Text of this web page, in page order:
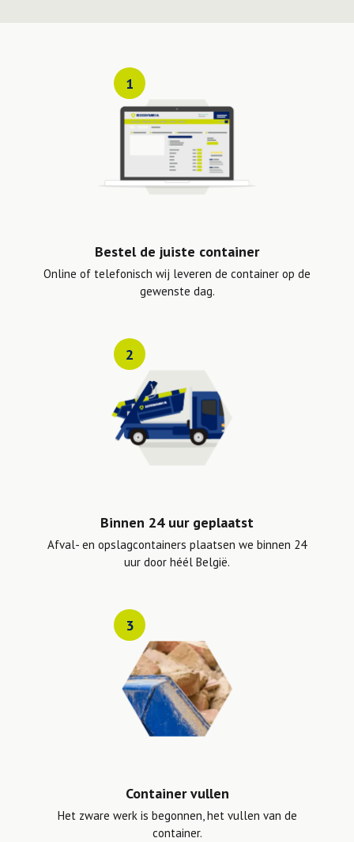
1
Bestel de juiste container
Online of telefonisch wij leveren de container op de
gewenste dag.
2
Binnen 24 uur geplaatst
Afval- en opslagcontainers plaatsen we binnen 24
uur door héél België.
3
Container vullen
Het zware werk is begonnen, het vullen van de
container.